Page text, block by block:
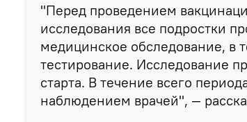
"Перед проведением
исследования все подростки
медицинское обследование, в
тестирование. Исследование
старта. В течение всего
наблюдением врачей", —